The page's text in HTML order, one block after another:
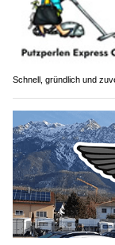
Schnell, gründlich und